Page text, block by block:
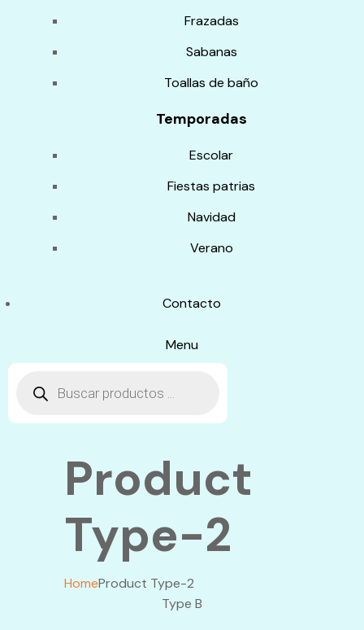
Frazadas
Sabanas
Toallas de baño
Temporadas
Escolar
Fiestas patrias
Navidad
Verano
Contacto
Menu
Product
Type-2
HomeProduct Type-2
Type B